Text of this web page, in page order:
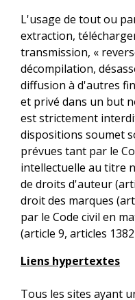
L'usage de tout ou
extraction,
transmission, «
décompilation,
diffusion à d'autres
et privé dans un but
est strictement
dispositions soumet
prévues tant par le
intellectuelle au titre
de droits d'auteur
droit des marques
par le Code civil en
(article 9, articles
Liens hypertextes
Tous les sites ayant